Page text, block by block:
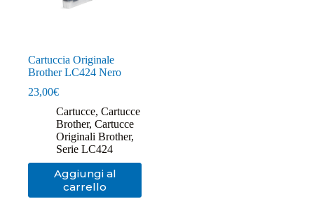
Cartuccia Originale
Brother LC424 Nero
23,00€
Cartucce, Cartucce
Brother, Cartucce
Originali Brother,
Serie LC424
Aggiungi al
carrello